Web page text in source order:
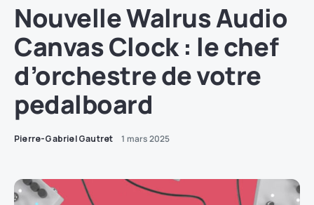
Nouvelle Walrus Audio
Canvas Clock : le chef
d’orchestre de votre
pedalboard
Pierre-Gabriel Gautret 1 mars 2025